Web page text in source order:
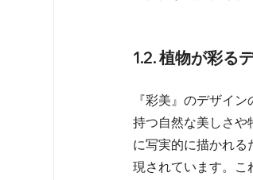
1.2. 植物が彩る
『彩美』のデザイ
持つ自然な美しさや
に写実的に描かれ
現されています。こ